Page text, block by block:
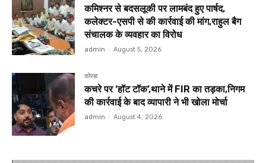
कमिश्नर से बदसलूकी पर लामबंद हुए पार्षद,
कलेक्टर-एसपी से की कार्रवाई की मांग,राहुल बैग
संचालक के व्यवहार का विरोध
admin - August 5, 2026
कोरबा
कचरे पर ‘हॉट टॉक’,थाने में FIR का तड़का,निगम
की कार्रवाई के बाद व्यापारी ने भी खोला मोर्चा
admin - August 4, 2026